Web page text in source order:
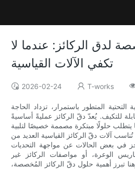
لدق الركائز: عندما لا
تكفي الآلات القياسية
2026-02-24 T-works
التحتية المتطور باستمرار، تزداد الحاجة
للتكيف. يُعدّ دقّ الركائز عمليةً أساسيةً
يتطلب حلولًا مبتكرة مصممة خصيصًا لتلبية
آلات دقّ الركائز القياسية العديد من
في بعض الحالات عن مواجهة التحديات
الوعرة، أو مواصفات الركائز غير
وهنا تبرز أهمية حلول دقّ الركائز المُخصصة،